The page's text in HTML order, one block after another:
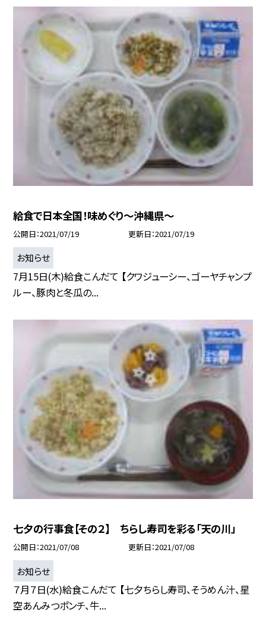
給食で日本全国！味めぐり〜沖縄県〜
公開日 2021/07/19 更新日 2021/07/19
お知らせ
7月15日(木)給食こんだて 【クワジューシー、ゴーヤチャンプ
ルー、豚肉と冬瓜の...
七夕の行事食【その２】 ちらし寿司を彩る「天の川」
公開日 2021/07/08 更新日 2021/07/08
お知らせ
７月７日(水)給食こんだて 【七夕ちらし寿司、そうめん汁、星
空あんみつポンチ、牛...